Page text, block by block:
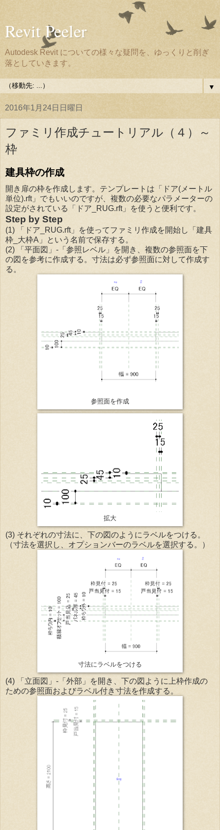
Revit Peeler
Autodesk Revit についての様々な疑問を、ゆっくりと削ぎ
落としていきます。
▼
2016年1月24日日曜日
ファミリ作成チュートリアル（４）～
枠
建具枠の作成
開き扉の枠を作成します。テンプレートは「ドア(メートル
単位).rft」でもいいのですが、複数の必要なパラメーターの
設定がされている「ドア_RUG.rft」を使うと便利です。
Step by Step
(1) 「ドア_RUG.rft」を使ってファミリ作成を開始し「建具
枠_大枠A」という名前で保存する。
(2) 「平面図」-「参照レベル」を開き、複数の参照面を下
の図を参考に作成する。寸法は必ず参照面に対して作成す
る。
参照面を作成
拡大
(3) それぞれの寸法に、下の図のようにラベルをつける。
（寸法を選択し、オプションバーのラベルを選択する。）
寸法にラベルをつける
(4) 「立面図」-「外部」を開き、下の図ように上枠作成の
ための参照面およびラベル付き寸法を作成する。